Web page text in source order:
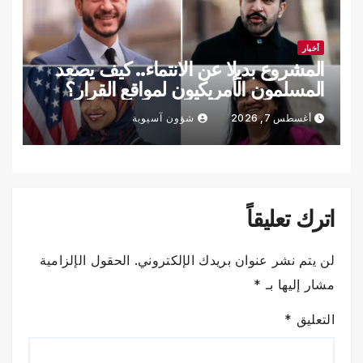
أخبار
المشروع بديلا عن الانتماء.. كيف يصعد
المسلمون الأمريكيون لمواقع القرار؟
أغسطس 7, 2026 شؤون آسيوية
اترك تعليقاً
لن يتم نشر عنوان بريدك الإلكتروني. الحقول الإلزامية
مشار إليها بـ *
التعليق *